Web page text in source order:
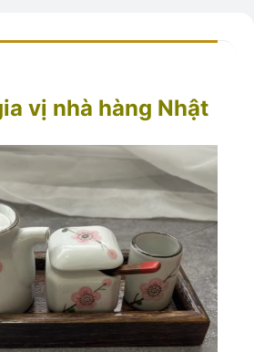
vị nhà hàng Nhật